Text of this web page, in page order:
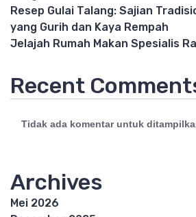
Resep Gulai Talang: Sajian
yang Gurih dan Kaya Rempah
Jelajah Rumah Makan Spesialis
Recent
Tidak ada komentar untuk
Archives
Mei 2026